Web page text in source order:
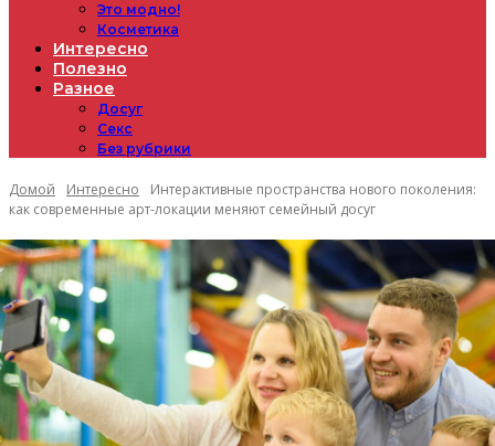
Это модно!
Косметика
Интересно
Полезно
Разное
Досуг
Секс
Без рубрики
Домой Интересно
Интерактивные пространства нового поколения:
как современные арт-локации меняют семейный досуг